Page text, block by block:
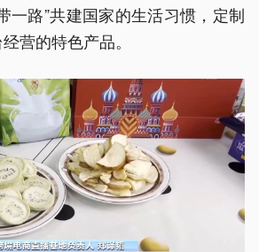
一路”共建国家的生活习惯，定制
营的特色产品。